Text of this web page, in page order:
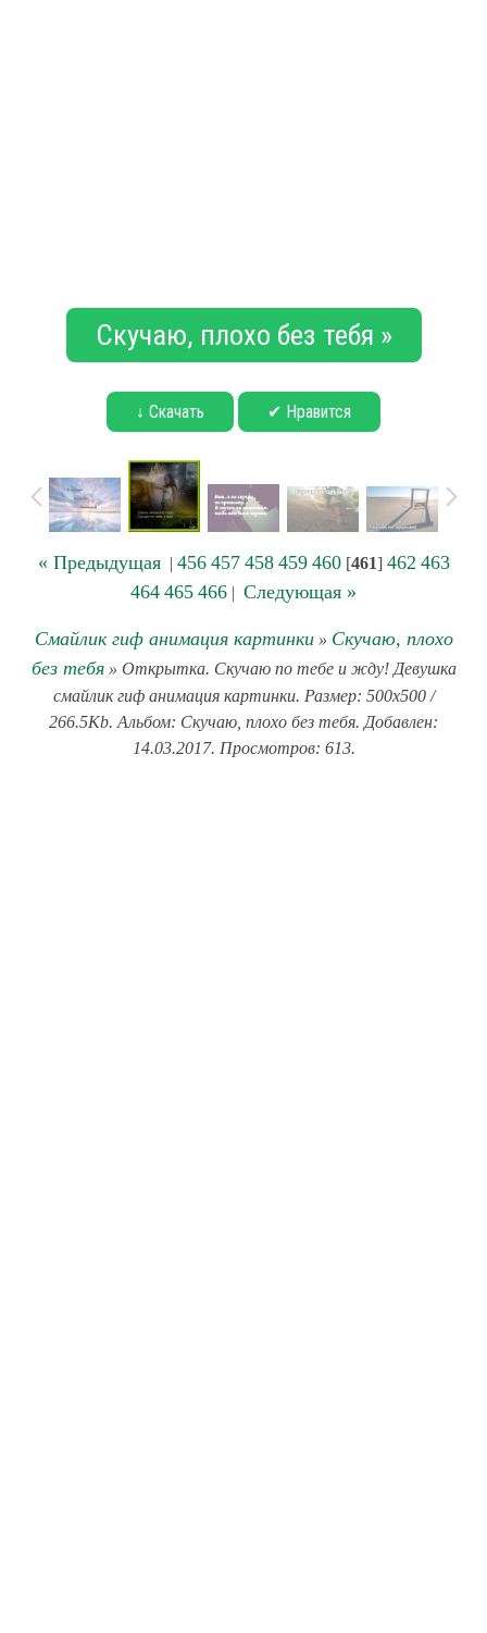
Скучаю, плохо без тебя »
↓ Скачать ✔ Нравится
« Предыдущая| 456 457 458 459 460[461] 462 463
464 465 466 | Следующая »
Смайлик гиф анимация картинки» Скучаю, плохо
без тебя» Открытка. Скучаю по тебе и жду! Девушка
смайлик гиф анимация картинки. Размер: 500x500 /
266.5Kb. Альбом: Скучаю, плохо без тебя. Добавлен:
14.03.2017. Просмотров: 613.